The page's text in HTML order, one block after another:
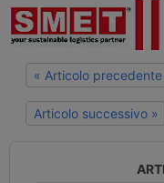
« Articolo precedente
Articolo successivo »